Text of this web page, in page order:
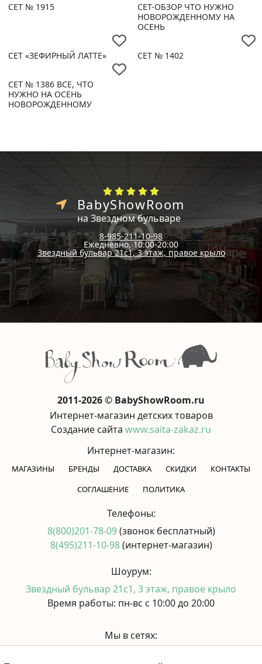
СЕТ № 1915
СЕТ-ОБЗОР ЧТО НУЖНО
НОВОРОЖДЕННОМУ НА
ОСЕНЬ
СЕТ «ЗЕФИРНЫЙ ЛАТТЕ» СЕТ № 1402
СЕТ № 1386 ВСЕ, ЧТО
НУЖНО НА ОСЕНЬ
НОВОРОЖДЕННОМУ
BabyShowRoom
на Звездном бульваре
8-985-211-10-98
Ежедневно, 10:00-20:00
Звездный бульвар 21с1, 3 этаж, правое крыло
2011-2026 © BabyShowRoom.ru
Интернет-магазин детских товаров
Создание сайта www.saita-zakaz.ru
Интернет-магазин:
МАГАЗИНЫ БРЕНДЫ ДОСТАВКА СКИДКИ
КОНТАКТЫ
CОГЛАШЕНИЕ
ПОЛИТИКА
Телефоны:
8(800)201-78-09(звонок бесплатный)
8(495)211-10-98(интернет-магазин)
Шоурум:
Звездный бульвар 21с1, 3 этаж, правое крыло
Время работы: пн-вс с 10:00 до 20:00
Мы в сетях: